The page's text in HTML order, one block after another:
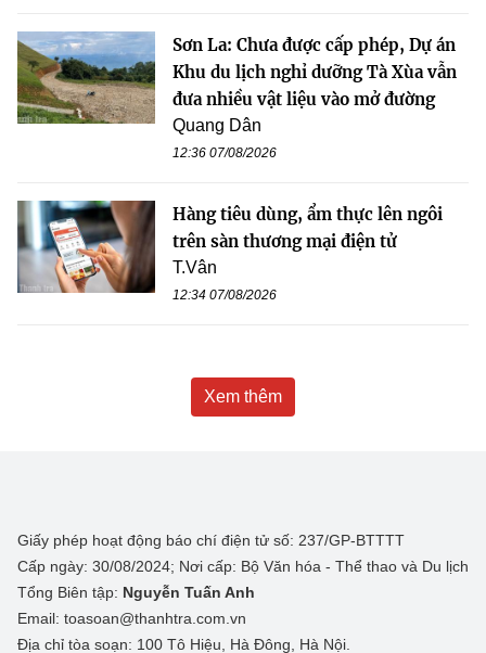
Sơn La: Chưa được cấp phép, Dự án
Khu du lịch nghỉ dưỡng Tà Xùa vẫn
đưa nhiều vật liệu vào mở đường
Quang Dân
12:36 07/08/2026
Hàng tiêu dùng, ẩm thực lên ngôi
trên sàn thương mại điện tử
T.Vân
12:34 07/08/2026
Xem thêm
Giấy phép hoạt động báo chí điện tử số: 237/GP-BTTTT
Cấp ngày: 30/08/2024; Nơi cấp: Bộ Văn hóa - Thể thao và Du lịch
Tổng Biên tập: Nguyễn Tuấn Anh
Email: toasoan@thanhtra.com.vn
Địa chỉ tòa soạn: 100 Tô Hiệu, Hà Đông, Hà Nội.